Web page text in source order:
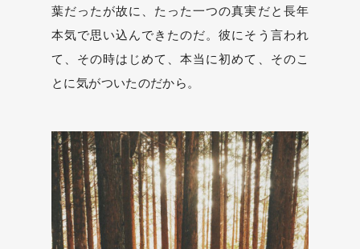
葉だったが故に、たった一つの真実だと長年
本気で思い込んできたのだ。彼にそう言われ
て、その時はじめて、本当に初めて、そのこ
とに気がついたのだから。